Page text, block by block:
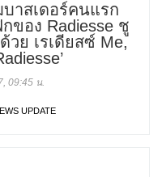
บาสเดอร์คนแรก
ของ Radiesse ชู
วย เรเดียสซ์ Me,
09:45 น.
UPDATE